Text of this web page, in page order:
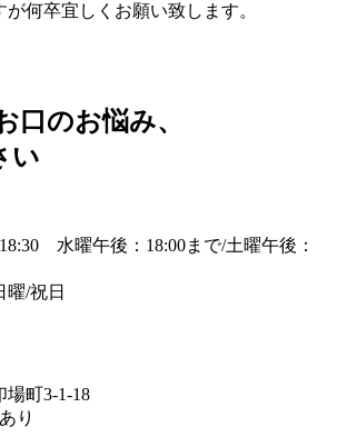
何卒宜しくお願い致します。
口のお悩み、
い
水曜午後：18:00まで/土曜午後：
曜/祝日
町3-1-18
り